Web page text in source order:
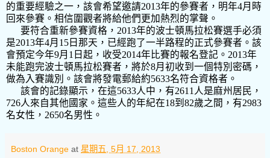
的重要經驗之一，該會希望邀請2013年的參賽者，明年4月時
回來參賽。相信圍觀者將給他們更加熱烈的掌聲。
要符合重新參賽資格， 2013年的波士頓馬拉松賽選手必須
是2013年4月 15 日那天，已經跑了一半路程的正式參賽者。該
會預定今年9月 1 日起，收受2014年比賽的報名登記。 2013年
未能跑完波士頓馬拉松賽者，將於8月初收到一個特別密碼，
做為入賽識別。該會將發電郵給約5633名符合資格者。
該會的記錄顯示，在這5633人中，有2611 人是麻州居民，
726人來自其他國家。這些人的年紀在18到 82歲之間，有2983
名女性， 2650名男性。
Boston Orange at 星期五, 5月 17, 2013